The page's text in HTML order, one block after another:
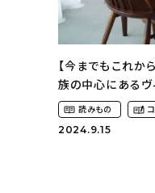
【今までもこれか
族の中心にあるヴ
（kana_casaさん
読みもの
2024.9.15